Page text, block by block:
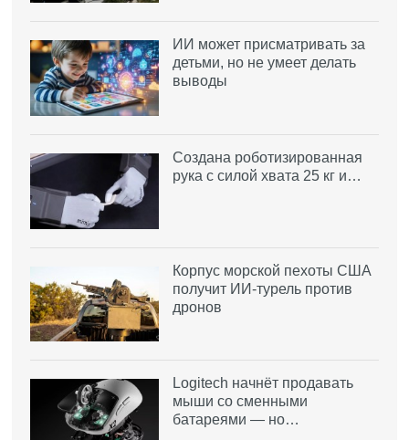
ИИ может присматривать за
детьми, но не умеет делать
выводы
Создана роботизированная
рука с силой хвата 25 кг и…
Корпус морской пехоты США
получит ИИ-турель против
дронов
Logitech начнёт продавать
мыши со сменными
батареями — но…